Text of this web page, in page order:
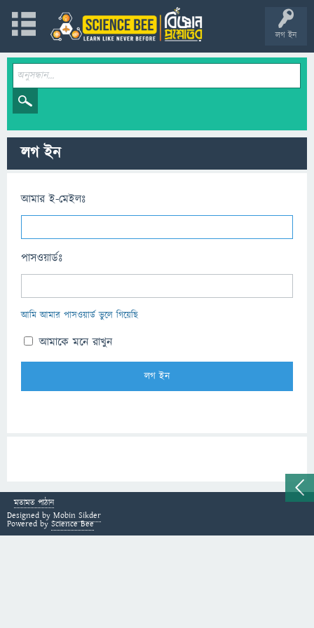
লগ ইন
লগ ইন
আমার ই-মেইলঃ
পাসওয়ার্ডঃ
আমি আমার পাসওয়ার্ড ভুলে গিয়েছি
আমাকে মনে রাখুন
মতামত পাঠান
Designed by Mobin Sikder
Powered by Science Bee